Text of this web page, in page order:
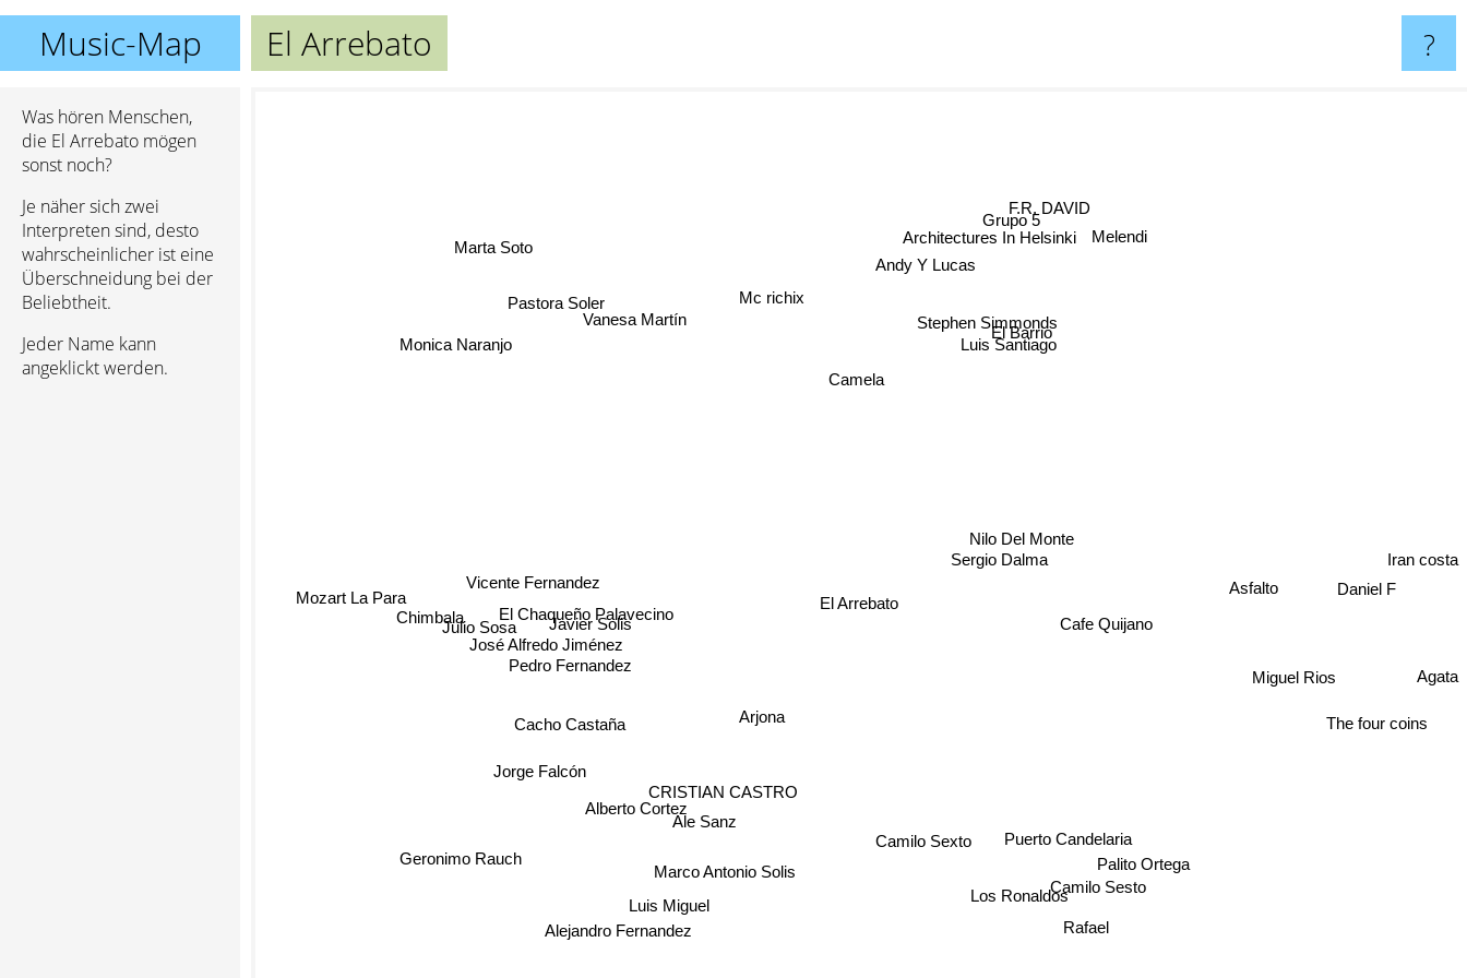
Music-Map El Arrebato ?
Was hören Menschen,
die El Arrebato mögen
sonst noch?
Je näher sich zwei
Interpreten sind, desto
wahrscheinlicher ist eine
Überschneidung bei der
Beliebtheit.
Jeder Name kann
angeklickt werden.
El Arrebato
Arjona
Nilo Del Monte
Sergio Dalma
Camela
CRISTIAN CASTRO
Ale Sanz
Camilo Sexto
Cafe Quijano
Luis Santiago
Stephen Simmonds
Alberto Cortez
Puerto Candelaria
Los Ronaldos
Asfalto
José Alfredo Jiménez
Javier Solis
Mc richix
El Barrio
Cacho Castaña
Vanesa Martín
Andy Y Lucas
Pedro Fernandez
Luis Miguel
Jorge Falcón
Marco Antonio Solis
Julio Sosa
Vicente Fernandez
Architectures In Helsinki
Chimbala
Miguel Rios
Camilo Sesto
Palito Ortega
Grupo 5
Geronimo Rauch
Pastora Soler
The four coins
Rafael
Iran costa
Melendi
Mozart La Para
Monica Naranjo
Alejandro Fernandez
Daniel F
Agata
F.R. DAVID
Marta Soto